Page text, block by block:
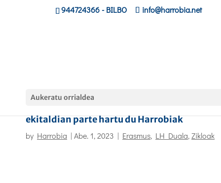
944724366- BILBO info@harrobia.net
Aukeratu orrialdea
ekitaldian parte hartu du Harrobiak
by Harrobia | Abe. 1, 2023 | Erasmus, LH Duala,Zikloak